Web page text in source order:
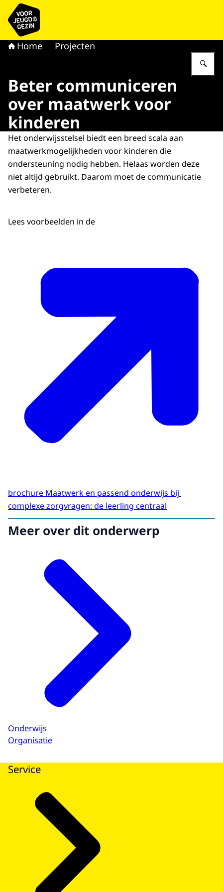
Naar de homepage van voor Jeugd & Gezin
Home Projecten
Beter communiceren
over maatwerk voor
kinderen
Het onderwijsstelsel biedt een breed scala aan
maatwerkmogelijkheden voor kinderen die
ondersteuning nodig hebben. Helaas worden deze
niet altijd gebruikt. Daarom moet de communicatie
verbeteren.
Lees voorbeelden in de
brochure Maatwerk en passend onderwijs bij
complexe zorgvragen: de leerling centraal
Meer over dit onderwerp
Onderwijs
Organisatie
Service